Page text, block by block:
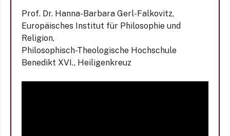
Prof. Dr. Hanna-Barbara Gerl-Falkovitz,
Europäisches Institut für Philosophie und
Religion,
Philosophisch-Theologische Hochschule
Benedikt XVI., Heiligenkreuz